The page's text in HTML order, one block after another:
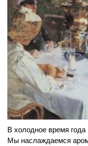
В холодное время года
Мы наслаждаемся